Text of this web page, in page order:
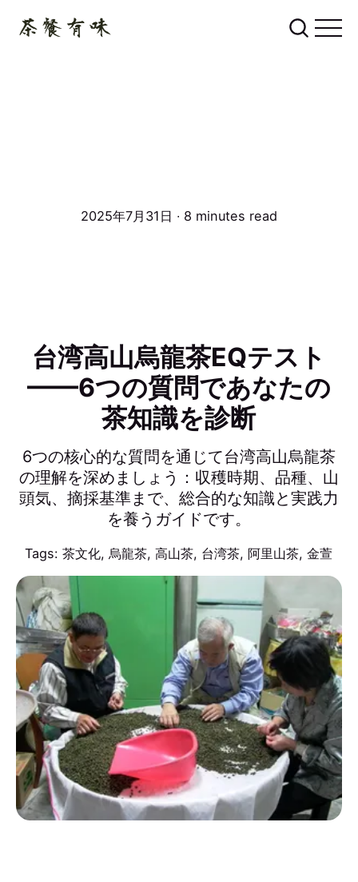
2025年7月31日 ∙ 8 minutes read
台湾高山烏龍茶EQテスト
——6つの質問であなたの
茶知識を診断
6つの核心的な質問を通じて台湾高山烏龍茶
の理解を深めましょう：収穫時期、品種、山
頭気、摘採基準まで、総合的な知識と実践力
を養うガイドです。
Tags:茶文化, 烏龍茶,高山茶, 台湾茶, 阿里山茶,金萱